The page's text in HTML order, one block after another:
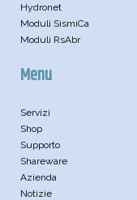
Hydronet
Moduli SismiCa
Moduli RsAbr
Menu
Servizi
Shop
Supporto
Shareware
Azienda
Notizie